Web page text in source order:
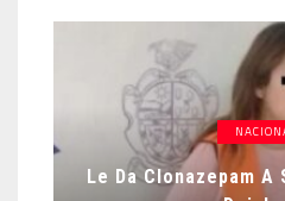
Le Da Clonazepam A